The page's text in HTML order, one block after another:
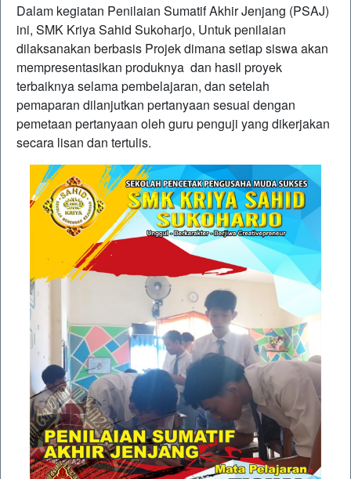
Dalam kegiatan Penilaian Sumatif Akhir Jenjang (PSAJ)
ini, SMK Kriya Sahid Sukoharjo, Untuk penilaian
dilaksanakan berbasis Projek dimana setiap siswa akan
mempresentasikan produknya dan hasil proyek
terbaiknya selama pembelajaran, dan setelah
pemaparan dilanjutkan pertanyaan sesuai dengan
pemetaan pertanyaan oleh guru penguji yang dikerjakan
secara lisan dan tertulis.